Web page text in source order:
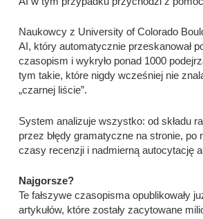
Naukowcy z University of Colorado
AI, który automatycznie przeskanował
czasopism i wykryło ponad 1000
tym takie, które nigdy wcześniej nie
„czarnej liście”.
System analizuje wszystko: od składu
przez błędy gramatyczne na stronie, po
czasy recenzji i nadmierną autocytację
Najgorsze?
Te fałszywe czasopisma opublikowały
artykułów, które zostały zacytowane